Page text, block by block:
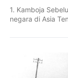
1. Kamboja
negara di Asia